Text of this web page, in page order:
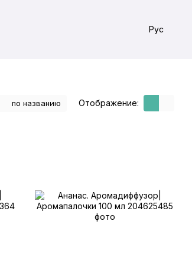
Рус
по названию Отображение: